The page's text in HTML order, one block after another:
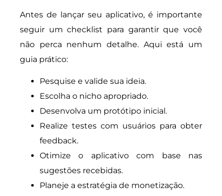
Antes de lançar seu aplicativo, é importante
seguir um checklist para garantir que você
não perca nenhum detalhe. Aqui está um
guia prático:
Pesquise e valide sua ideia.
Escolha o nicho apropriado.
Desenvolva um protótipo inicial.
Realize testes com usuários para obter
feedback.
Otimize o aplicativo com base nas
sugestões recebidas.
Planeje a estratégia de monetização.